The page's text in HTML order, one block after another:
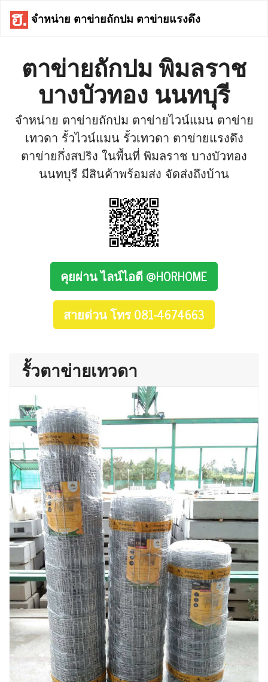
จำหน่าย ตาข่ายถักปม ตาข่ายแรงดึง
ตาข่ายถักปม พิมลราช
บางบัวทอง นนทบุรี
จำหน่าย ตาข่ายถักปม ตาข่ายไวน์แมน ตาข่าย
เทวดา รั้วไวน์แมน รั้วเทวดา ตาข่ายแรงดึง
ตาข่ายกึ่งสปริง ในพื้นที่ พิมลราช บางบัวทอง
นนทบุรี มีสินค้าพร้อมส่ง จัดส่งถึงบ้าน
คุยผ่าน ไลน์ไอดี @HORHOME
สายด่วน โทร 081-4674663
รั้วตาข่ายเทวดา